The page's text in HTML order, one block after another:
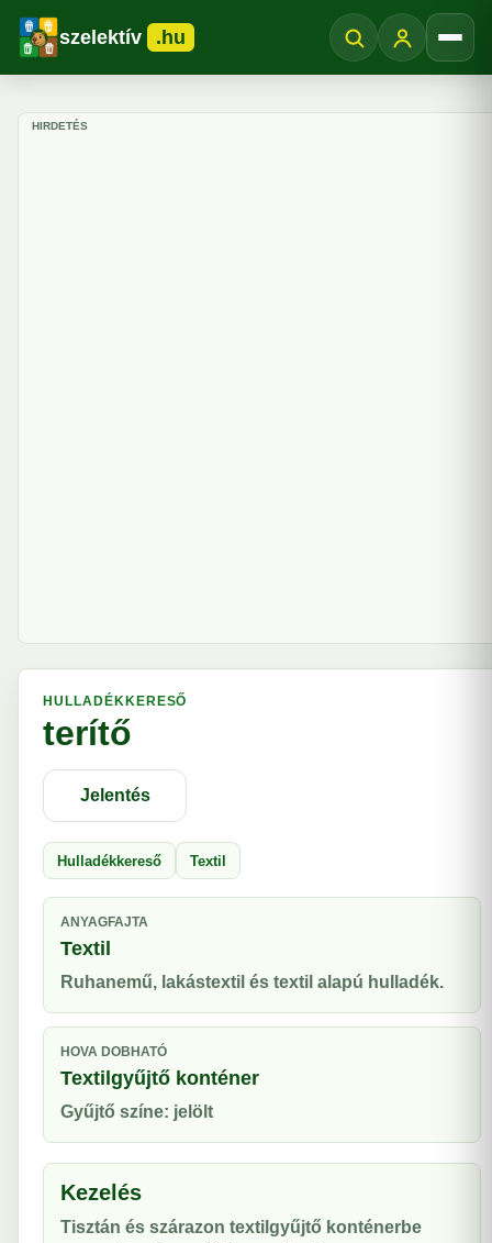
szelektív .hu
HIRDETÉS
HULLADÉKKERESŐ
terítő
Jelentés
Hulladékkereső Textil
ANYAGFAJTA
Textil
Ruhanemű, lakástextil és textil alapú hulladék.
HOVA DOBHATÓ
Textilgyűjtő konténer
Gyűjtő színe: jelölt
Kezelés
Tisztán és szárazon textilgyűjtő konténerbe